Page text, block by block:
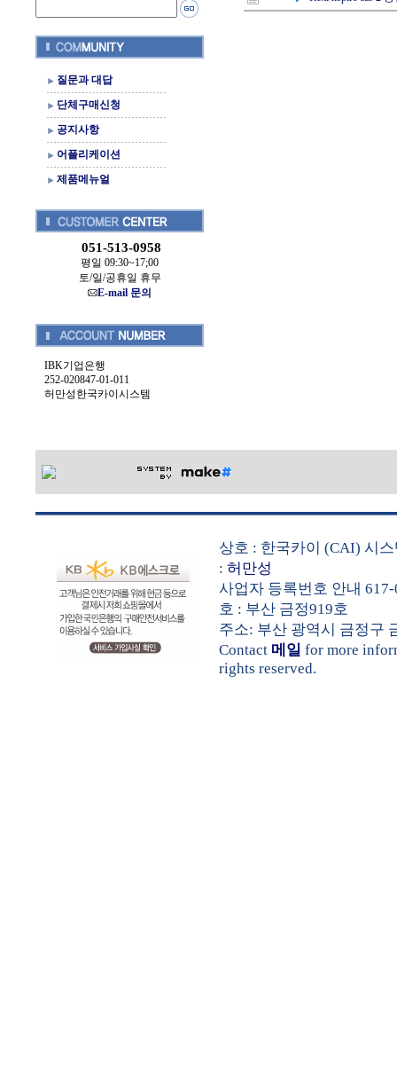
질문과 대답
단체구매신청
공지사항
어플리케이션
제품메뉴얼
051-513-0958
평일 09:30~17;00
토/일/공휴일 휴무
E-mail 문의
IBK기업은행
252-020847-01-011
허만성한국카이시스템
상호 : 한국카이 (CAI) 시
: 허만성
사업자 등록번호 안내
호 : 부산 금정919호
주소: 부산 광역시 금정구
Contact 메일 for more
rights reserved.